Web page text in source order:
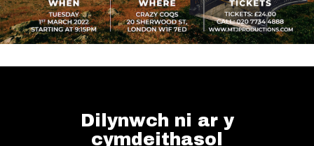
Dilynwch ni ar y
cymdeithasol